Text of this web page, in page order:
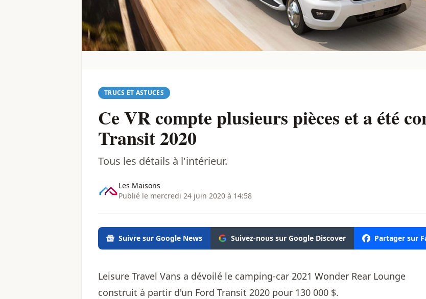
TRUCS ET ASTUCES
Ce VR compte plusieurs pièces et a été
Transit 2020
Tous les détails à l'intérieur.
Les Maisons
Publié le mercredi 24 juin 2020 à 14:58
Suivre sur Google News Suivez-nous sur Google Discover Partager sur
Leisure Travel Vans a dévoilé le camping-car 2021 Wonder Rear Lounge
construit à partir d'un Ford Transit 2020 pour 130 000 $.